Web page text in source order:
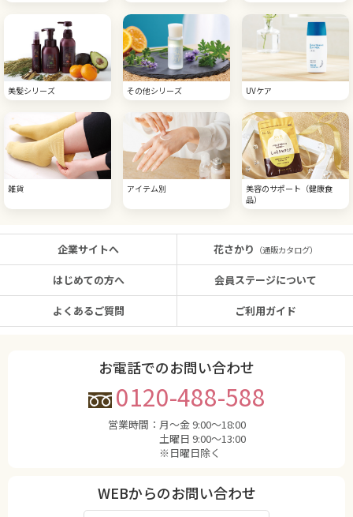
美髪シリーズ その他シリーズ UVケア
雑貨 アイテム別
美容のサポート（健康食
品）
企業サイトへ
はじめての方へ
よくあるご質問
花さかり （通販カタログ）
会員ステージについて
ご利用ガイド
お電話でのお問い合わせ
0120-488-588
営業時間： 月〜金 9:00〜18:00
土曜日 9:00〜13:00
※日曜日除く
WEBからのお問い合わせ